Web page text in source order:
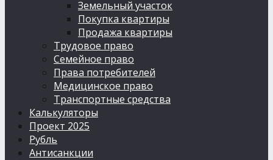
Земельный участок
Покупка квартиры
Продажа квартиры
Трудовое право
Семейное право
Права потребителей
Медицинское право
Транспортные средства
Калькуляторы
Проект 2025
Рубль
Антисанкции